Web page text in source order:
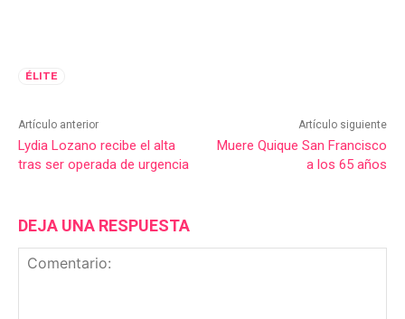
ÉLITE
Artículo anterior
Lydia Lozano recibe el alta
tras ser operada de urgencia
Artículo siguiente
Muere Quique San Francisco
a los 65 años
DEJA UNA RESPUESTA